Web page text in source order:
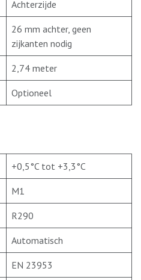
Achterzijde
26 mm achter, geen
zijkanten nodig
2,74 meter
Optioneel
+0,5°C tot +3,3°C
M1
R290
Automatisch
EN 23953